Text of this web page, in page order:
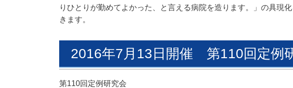
りひとりが勤めてよかった、と言える病院を造ります。
」の具現
きます。
2016年7月13日開催 第110回定例
第110回定例研究会